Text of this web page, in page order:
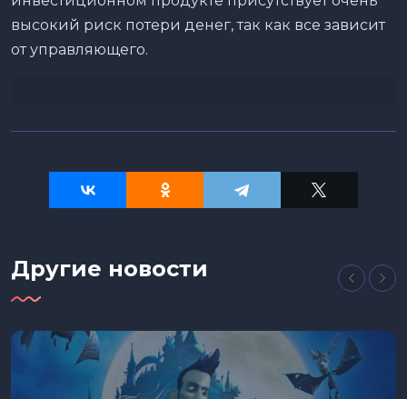
высокий риск потери денег, так как все зависит
от управляющего.
Другие новости